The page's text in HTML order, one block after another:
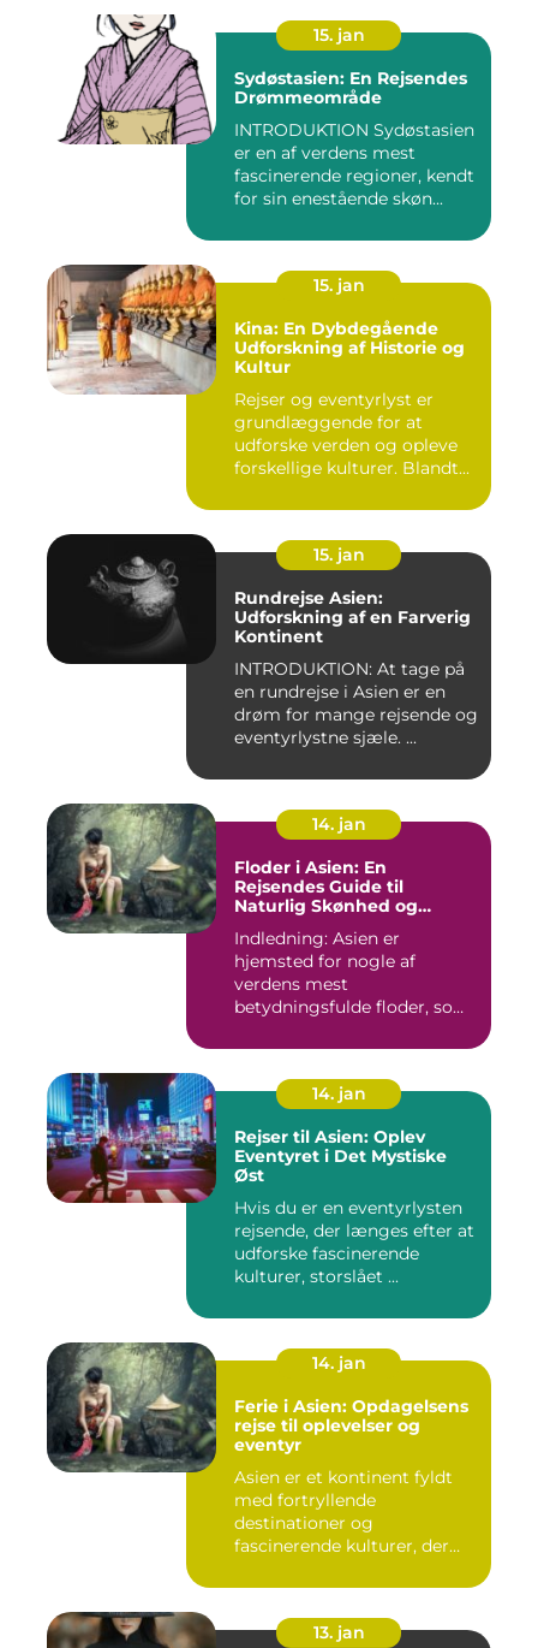
15. jan
Sydøstasien: En Rejsendes
Drømmeområde
INTRODUKTION Sydøstasien
er en af verdens mest
fascinerende regioner, kendt
for sin enestående skøn...
15. jan
Kina: En Dybdegående
Udforskning af Historie og
Kultur
Rejser og eventyrlyst er
grundlæggende for at
udforske verden og opleve
forskellige kulturer. Blandt...
15. jan
Rundrejse Asien:
Udforskning af en Farverig
Kontinent
INTRODUKTION: At tage på
en rundrejse i Asien er en
drøm for mange rejsende og
eventyrlystne sjæle. ...
14. jan
Floder i Asien: En
Rejsendes Guide til
Naturlig Skønhed og
Indledning: Asien er
hjemsted for nogle af
verdens mest
betydningsfulde floder, som
14. jan
Rejser til Asien: Oplev
Eventyret i Det Mystiske
Øst
Hvis du er en eventyrlysten
rejsende, der længes efter at
udforske fascinerende
kulturer, storslået ...
14. jan
Ferie i Asien: Opdagelsens
rejse til oplevelser og
eventyr
Asien er et kontinent fyldt
med fortryllende
destinationer og
fascinerende kulturer, der
13. jan